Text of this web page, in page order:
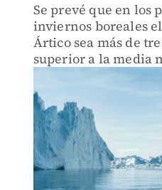
Se prevé que en los
inviernos boreales
Ártico sea más de
superior a la media